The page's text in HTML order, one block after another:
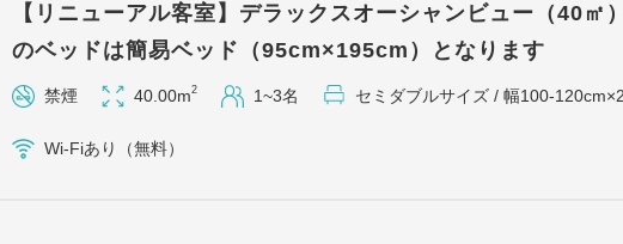
後のお取消し(ご宿泊日
ます。
□15日前まで、無料
【リニューアル客室】デラックスオーシャンビュー（40㎡
のベッドは簡易ベッド（95cm×195cm）となります
禁煙 40.00m2 1~3名 セミダブルサイズ / 幅100-120cm×2
Wi-Fiあり（無料）